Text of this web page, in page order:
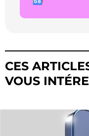
CES
VOUS